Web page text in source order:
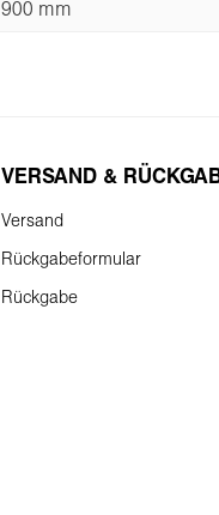
900 mm
VERSAND &
Versand
Rückgabeformular
Rückgabe